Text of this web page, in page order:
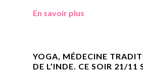
En savoir plus
YOGA, MÉDECINE
DE L’INDE. CE SOIR 21/11